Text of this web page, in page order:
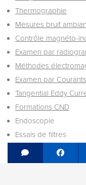
Thermographie
Mesures bruit
Contrôle magnéto­-
Examen par
Méthodes
Examen par
Tangential Eddy
Formations CND
Endoscopie
Essais de filtres
Share